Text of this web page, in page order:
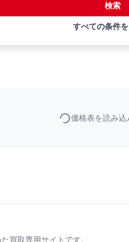
検索
すべての条件
価格表を読み込
買取専用サイトです。